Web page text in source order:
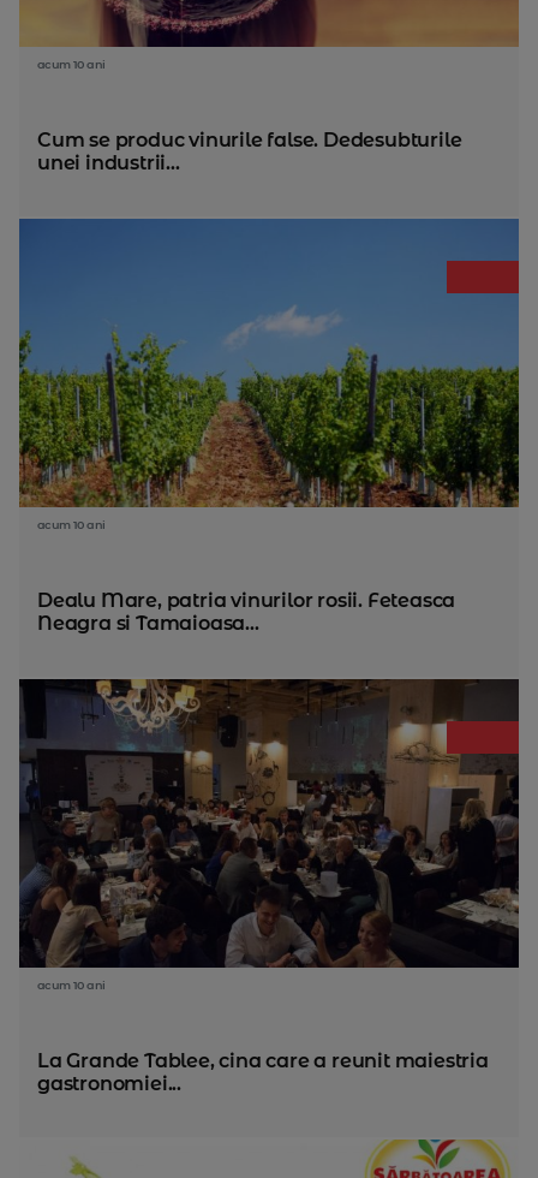
acum 10 ani
Cum se produc vinurile false. Dedesubturile
unei industrii...
acum 10 ani
Dealu Mare, patria vinurilor rosii. Feteasca
Neagra si Tamaioasa...
acum 10 ani
La Grande Tablee, cina care a reunit maiestria
gastronomiei...